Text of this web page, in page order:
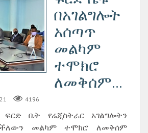
በአገልግሎት
አሰጣጥ
መልካም
ተሞክሮ
ለመቅሰም...
4196
ቤት የሬጂስትራር አገልግሎትን
መልካም ተሞክሮ ለመቅሰም